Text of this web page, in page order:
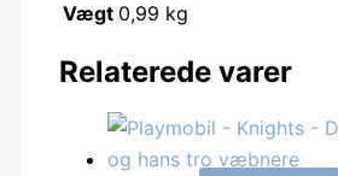
antal
Vægt 0,99 kg
Relaterede varer